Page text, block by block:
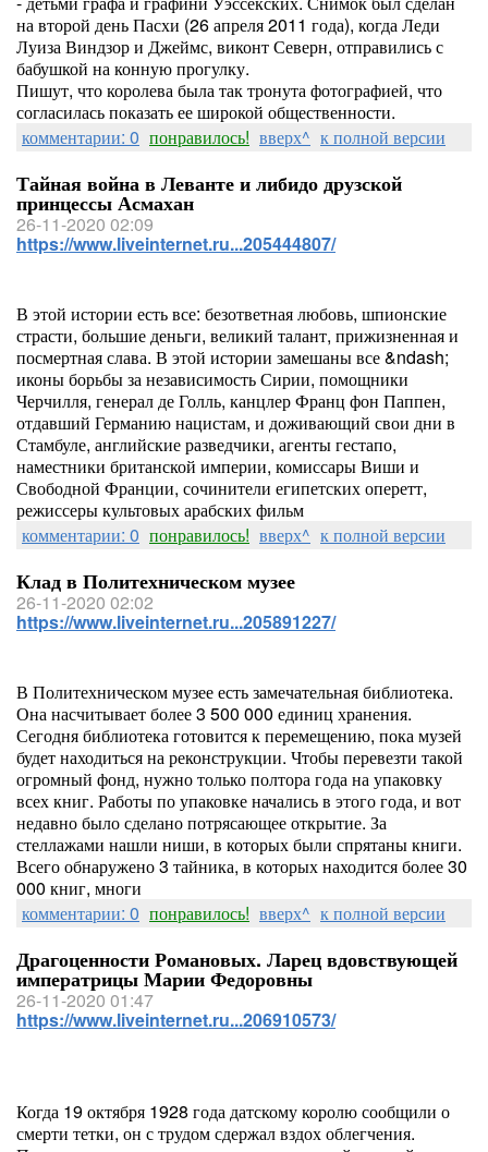
на второй день Пасхи (26 апреля 2011 года), когда Леди
Луиза Виндзор и Джеймс, виконт Северн, отправились с
бабушкой на конную прогулку.
Пишут, что королева была так тронута фотографией, что
согласилась показать ее широкой общественности.
комментарии: 0 понравилось! вверх^ к полной версии
Тайная война в Леванте и либидо друзской
принцессы Асмахан
26-11-2020 02:09
https://www.liveinternet.ru...205444807/
В этой истории есть все: безответная любовь, шпионские
страсти, большие деньги, великий талант, прижизненная и
посмертная слава. В этой истории замешаны все &ndash;
иконы борьбы за независимость Сирии, помощники
Черчилля, генерал де Голль, канцлер Франц фон Паппен,
отдавший Германию нацистам, и доживающий свои дни в
Стамбуле, английские разведчики, агенты гестапо,
наместники британской империи, комиссары Виши и
Свободной Франции, сочинители египетских оперетт,
режиссеры культовых арабских фильм
комментарии: 0 понравилось! вверх^ к полной версии
Клад в Политехническом музее
26-11-2020 02:02
https://www.liveinternet.ru...205891227/
В Политехническом музее есть замечательная библиотека.
Она насчитывает более 3 500 000 единиц хранения.
Сегодня библиотека готовится к перемещению, пока музей
будет находиться на реконструкции. Чтобы перевезти такой
огромный фонд, нужно только полтора года на упаковку
всех книг. Работы по упаковке начались в этого года, и вот
недавно было сделано потрясающее открытие. За
стеллажами нашли ниши, в которых были спрятаны книги.
Всего обнаружено 3 тайника, в которых находится более 30
000 книг, многи
комментарии: 0 понравилось! вверх^ к полной версии
Драгоценности Романовых. Ларец вдовствующей
императрицы Марии Федоровны
26-11-2020 01:47
https://www.liveinternet.ru...206910573/
Когда 19 октября 1928 года датскому королю сообщили о
смерти тетки, он с трудом сдержал вздох облегчения.